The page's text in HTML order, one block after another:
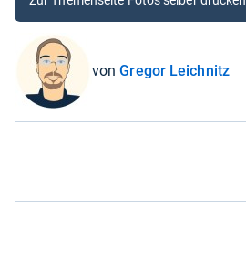
vonGregor Leichnitz